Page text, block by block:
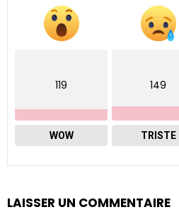
119
WOW
149
TRISTE
LAISSER UN COMMENTAIRE